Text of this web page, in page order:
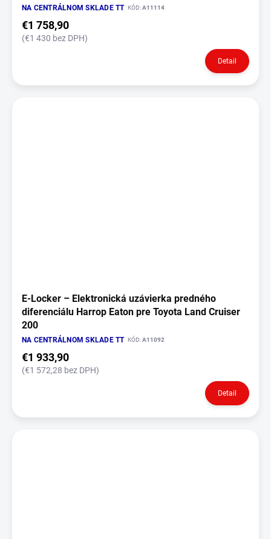
NA CENTRÁLNOM SKLADE TT KÓD:A11114
€1 758,90
(€1 430 bez DPH)
Detail
E‑Locker – Elektronická uzávierka predného
diferenciálu Harrop Eaton pre Toyota Land Cruiser
200
NA CENTRÁLNOM SKLADE TT KÓD:A11092
€1 933,90
(€1 572,28 bez DPH)
Detail